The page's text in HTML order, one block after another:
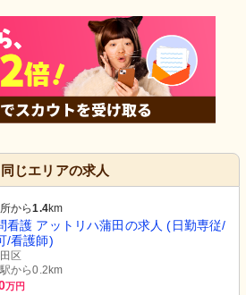
同じエリアの求人
から1.4km
看護 アットリハ蒲田の求人 (日勤専従/
/看護師)
区
から0.2km
万円